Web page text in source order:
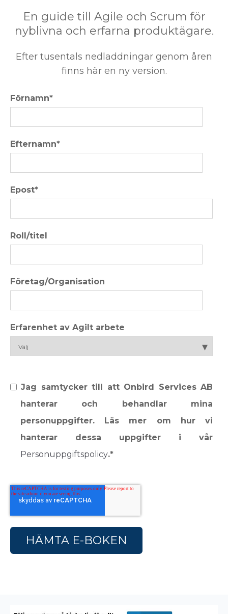
En guide till Agile och Scrum för
nyblivna och erfarna produktägare.
Efter tusentals nedladdningar genom åren
finns här en ny version.
Förnamn*
Efternamn*
Epost*
Roll/titel
Företag/Organisation
Erfarenhet av Agilt arbete
Jag samtycker till att Onbird Services AB
hanterar och behandlar mina
personuppgifter. Läs mer om hur vi
hanterar dessa uppgifter i vår
Personuppgiftspolicy.*